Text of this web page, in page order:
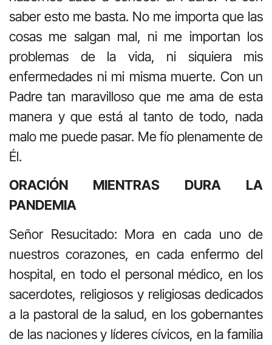
saber esto me basta. No me importa que las
cosas me salgan mal, ni me importan los
problemas de la vida, ni siquiera mis
enfermedades ni mi misma muerte. Con un
Padre tan maravilloso que me ama de esta
manera y que está al tanto de todo, nada
malo me puede pasar. Me fío plenamente de
Él.
ORACIÓN MIENTRAS DURA LA
PANDEMIA
Señor Resucitado: Mora en cada uno de
nuestros corazones, en cada enfermo del
hospital, en todo el personal médico, en los
sacerdotes, religiosos y religiosas dedicados
a la pastoral de la salud, en los gobernantes
de las naciones y líderes cívicos, en la familia